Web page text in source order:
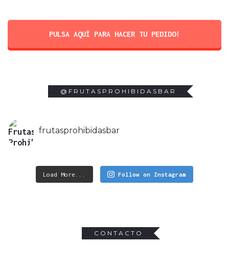
PULSA AQUÍ PARA HACER TU PEDIDO!
@FRUTASPROHIBIDASBAR
frutasprohibidasbar
Load More... Follow on Instagram
CONTACTO